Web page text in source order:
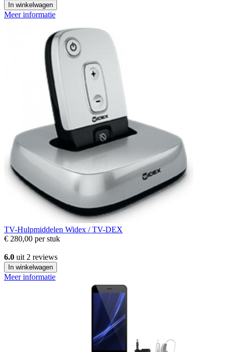
In winkelwagen
Meer informatie
TV-Hulpmiddelen Widex / TV-DEX
€ 280,00 per stuk
6.0 uit 2 reviews
In winkelwagen
Meer informatie